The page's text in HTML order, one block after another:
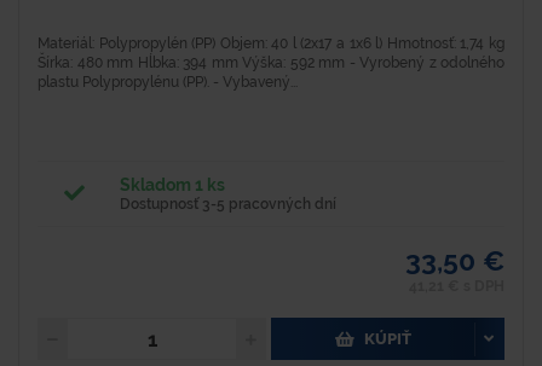
Materiál: Polypropylén (PP) Objem: 40 l (2x17 a 1x6 l) Hmotnosť: 1,74 kg
Šírka: 480 mm Hĺbka: 394 mm Výška: 592 mm - Vyrobený z odolného
plastu Polypropylénu (PP). - Vybavený...
Skladom 1 ks
Dostupnosť 3-5 pracovných dní
33,50 €
KÚPIŤ